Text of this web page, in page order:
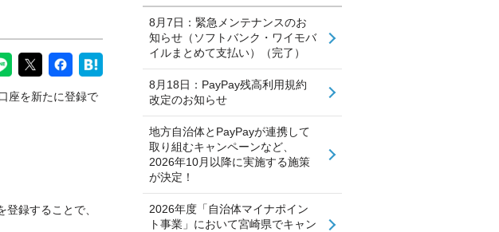
座を新たに登録で
録することで、
8月7日：緊急メンテナンスのお
知らせ（ソフトバンク・ワイモバ
イルまとめて支払い）（完了）
8月18日：PayPay残高利用規約
改定のお知らせ
地方自治体とPayPayが連携して
取り組むキャンペーンなど、
2026年10月以降に実施する施策
が決定！
2026年度「自治体マイナポイン
ト事業」において宮崎県でキャン